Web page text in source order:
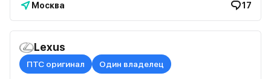
Москва
17
Lexus
ПТС оригинал Один владелец